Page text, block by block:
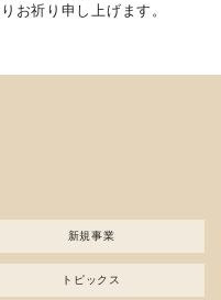
お祈り申し上げます。
新規事業
トピックス